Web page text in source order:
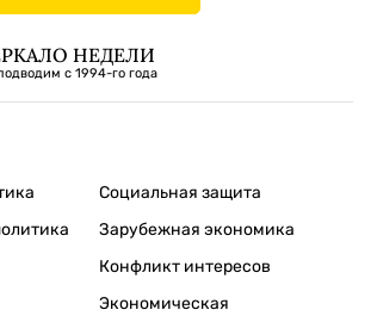
НЕДЕЛИ
с 1994-го года
Социальная защита
Зарубежная экономика
Конфликт интересов
Экономическая